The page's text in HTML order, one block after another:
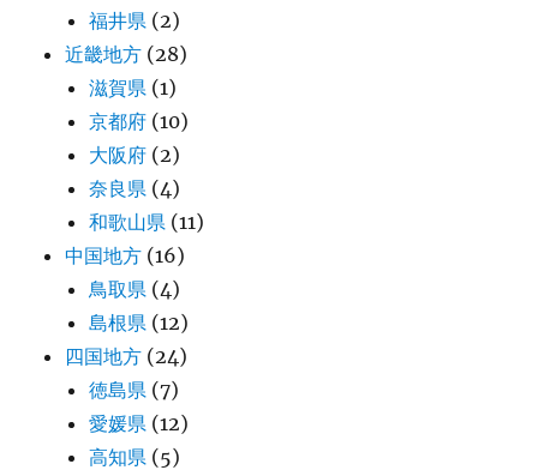
福井県 (2)
近畿地方 (28)
滋賀県 (1)
京都府 (10)
大阪府 (2)
奈良県 (4)
和歌山県 (11)
中国地方 (16)
鳥取県 (4)
島根県 (12)
四国地方 (24)
徳島県 (7)
愛媛県 (12)
高知県 (5)